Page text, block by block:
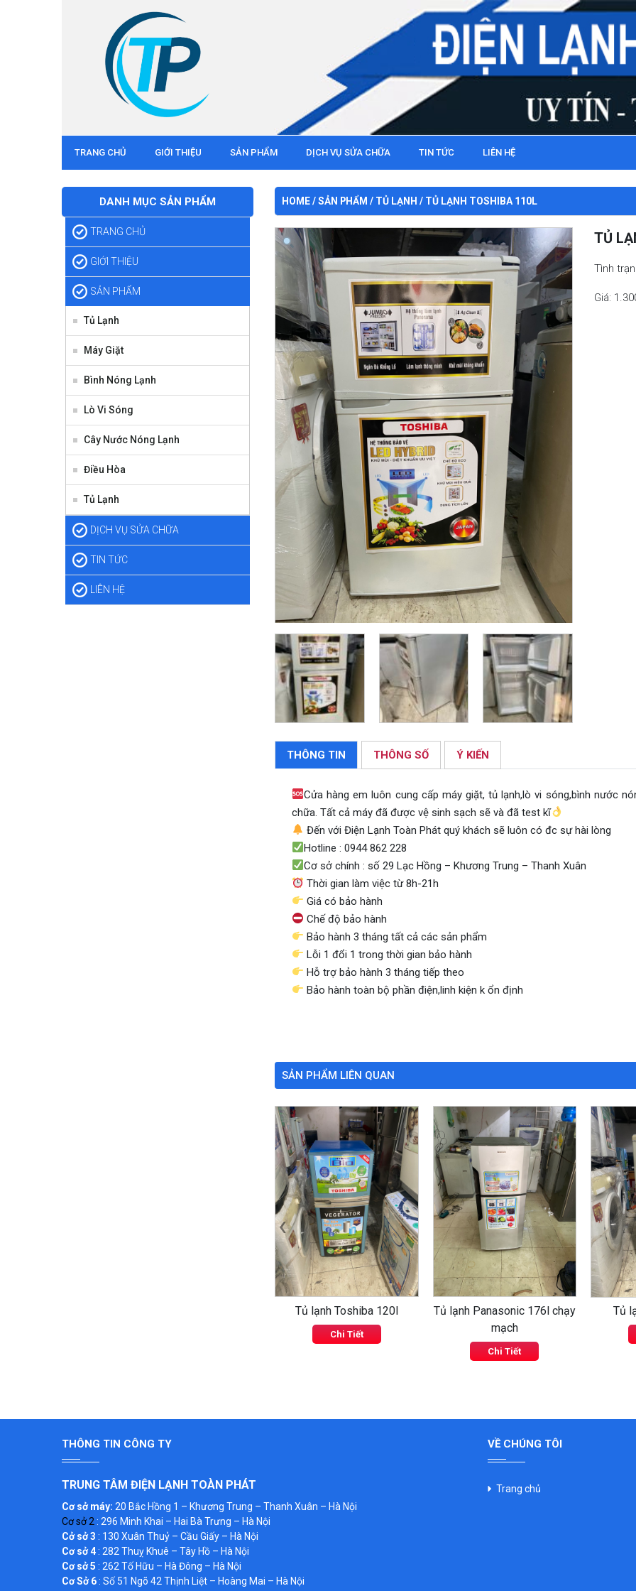
TRANG CHỦ GIỚI THIỆU SẢN PHẨM DỊCH VỤ SỬA CHỮA TIN TỨC LIÊN HỆ
DANH MỤC SẢN PHẨM
TRANG CHỦ
GIỚI THIỆU
SẢN PHẨM
Tủ Lạnh
Máy Giặt
Bình Nóng Lạnh
Lò Vi Sóng
Cây Nước Nóng Lạnh
Điều Hòa
Tủ Lạnh
DỊCH VỤ SỬA CHỮA
TIN TỨC
LIÊN HỆ
HOME/SẢN PHẨM / TỦ LẠNH / TỦ LẠNH TOSHIBA 110L
TỦ
Tình
Giá:
THÔNG TIN THÔNG SỐ Ý KIẾN
Cửa hàng em luôn cung cấp máy giặt, tủ lạnh,lò vi sóng,bình nước
chữa. Tất cả máy đã được vệ sinh sạch sẽ và đã test kĩ
Đến với Điện Lạnh Toàn Phát quý khách sẽ luôn có đc sự hài lòng
Hotline : 0944 862 228
Cơ sở chính : số 29 Lạc Hồng – Khương Trung – Thanh Xuân
Thời gian làm việc từ 8h-21h
Giá có bảo hành
Chế độ bảo hành
Bảo hành 3 tháng tất cả các sản phẩm
Lỗi 1 đổi 1 trong thời gian bảo hành
Hỗ trợ bảo hành 3 tháng tiếp theo
Bảo hành toàn bộ phần điện,linh kiện k ổn định
SẢN PHẨM LIÊN QUAN
Tủ lạnh Toshiba 120l
Chi Tiết
Tủ lạnh Panasonic 176l chạy
mạch
Chi Tiết
Tủ
‹
THÔNG TIN CÔNG TY
TRUNG TÂM ĐIỆN LẠNH TOÀN PHÁT
Cơ sở máy: 20 Bắc Hồng 1 – Khương Trung – Thanh Xuân – Hà Nội
Cơ sở 2: 296 Minh Khai – Hai Bà Trưng – Hà Nội
Cở sở 3 : 130 Xuân Thuỷ – Cầu Giấy – Hà Nội
Cơ sở 4: 282 Thuỵ Khuê – Tây Hồ – Hà Nội
Cơ sở 5 : 262 Tố Hữu – Hà Đông – Hà Nội
Cơ Sở 6: Số 51 Ngõ 42 Thịnh Liệt – Hoàng Mai – Hà Nội
VỀ CHÚNG TÔI
Trang chủ